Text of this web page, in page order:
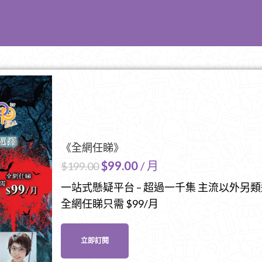
《全網任睇》
$199.00$99.00 / 月
一站式懸疑平台 – 超過一千集 主流以外另
全網任睇只需 $99/月
立即訂閱